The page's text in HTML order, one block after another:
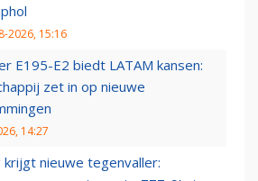
2026, 15:16
E195-E2 biedt LATAM kansen:
zet in op nieuwe
14:27
krijgt nieuwe tegenvaller: